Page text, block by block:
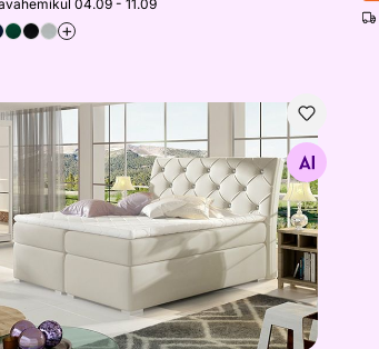
04.09 - 11.09
+
kontinentaalvoodi
Otsi sarnaseid